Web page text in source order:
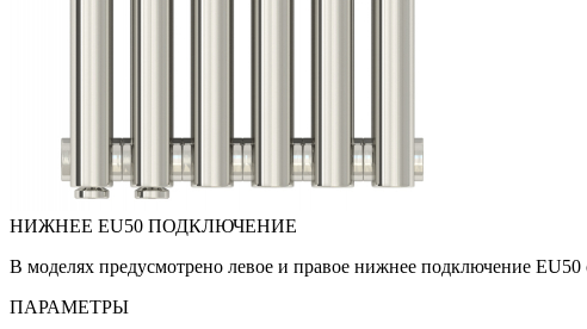
НИЖНЕЕ EU50 ПОДКЛЮЧЕНИЕ
В моделях предусмотрено левое и правое нижнее подключение
ПАРАМЕТРЫ